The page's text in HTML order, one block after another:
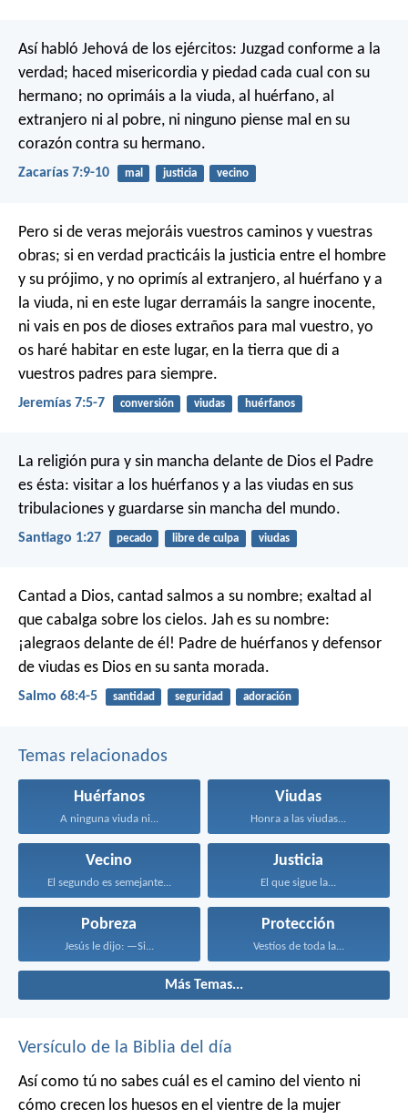
Así habló Jehová de los ejércitos: Juzgad conforme a la
verdad; haced misericordia y piedad cada cual con su
hermano; no oprimáis a la viuda, al huérfano, al
extranjero ni al pobre, ni ninguno piense mal en su
corazón contra su hermano.
Zacarías 7:9-10 mal justicia vecino
Pero si de veras mejoráis vuestros caminos y vuestras
obras; si en verdad practicáis la justicia entre el hombre
y su prójimo, y no oprimís al extranjero, al huérfano y a
la viuda, ni en este lugar derramáis la sangre inocente,
ni vais en pos de dioses extraños para mal vuestro, yo
os haré habitar en este lugar, en la tierra que di a
vuestros padres para siempre.
Jeremías 7:5-7 conversión viudas huérfanos
La religión pura y sin mancha delante de Dios el Padre
es ésta: visitar a los huérfanos y a las viudas en sus
tribulaciones y guardarse sin mancha del mundo.
Santiago 1:27 pecado libre de culpa viudas
Cantad a Dios, cantad salmos a su nombre; exaltad al
que cabalga sobre los cielos. Jah es su nombre:
¡alegraos delante de él! Padre de huérfanos y defensor
de viudas es Dios en su santa morada.
Salmo 68:4-5 santidad seguridad adoración
Temas relacionados
Huérfanos
A ninguna viuda ni...
Viudas
Honra a las viudas...
Vecino
El segundo es semejante...
Justicia
El que sigue la...
Pobreza
Jesús le dijo: —Si...
Protección
Vestíos de toda la...
Más Temas...
Versículo de la Biblia del día
Así como tú no sabes cuál es el camino del viento ni
cómo crecen los huesos en el vientre de la mujer